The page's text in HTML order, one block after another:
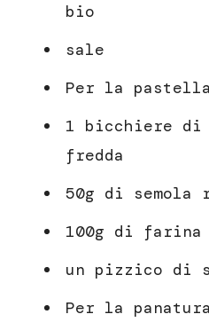
bio
sale
Per la
1 bicchiere di
fredda
50g di semola
100g di farina
un pizzico di
Per la